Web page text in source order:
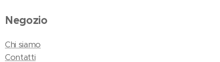
Negozio
Chi siamo
Contatti